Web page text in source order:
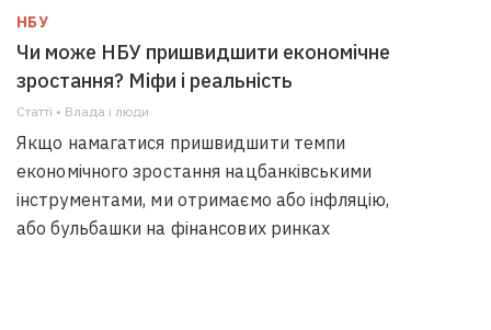
НБУ
Чи може НБУ пришвидшити економічне
зростання? Міфи і реальність
Статті • Влада i люди
Якщо намагатися пришвидшити темпи
економічного зростання нацбанківськими
інструментами, ми отримаємо або інфляцію,
або бульбашки на фінансових ринках